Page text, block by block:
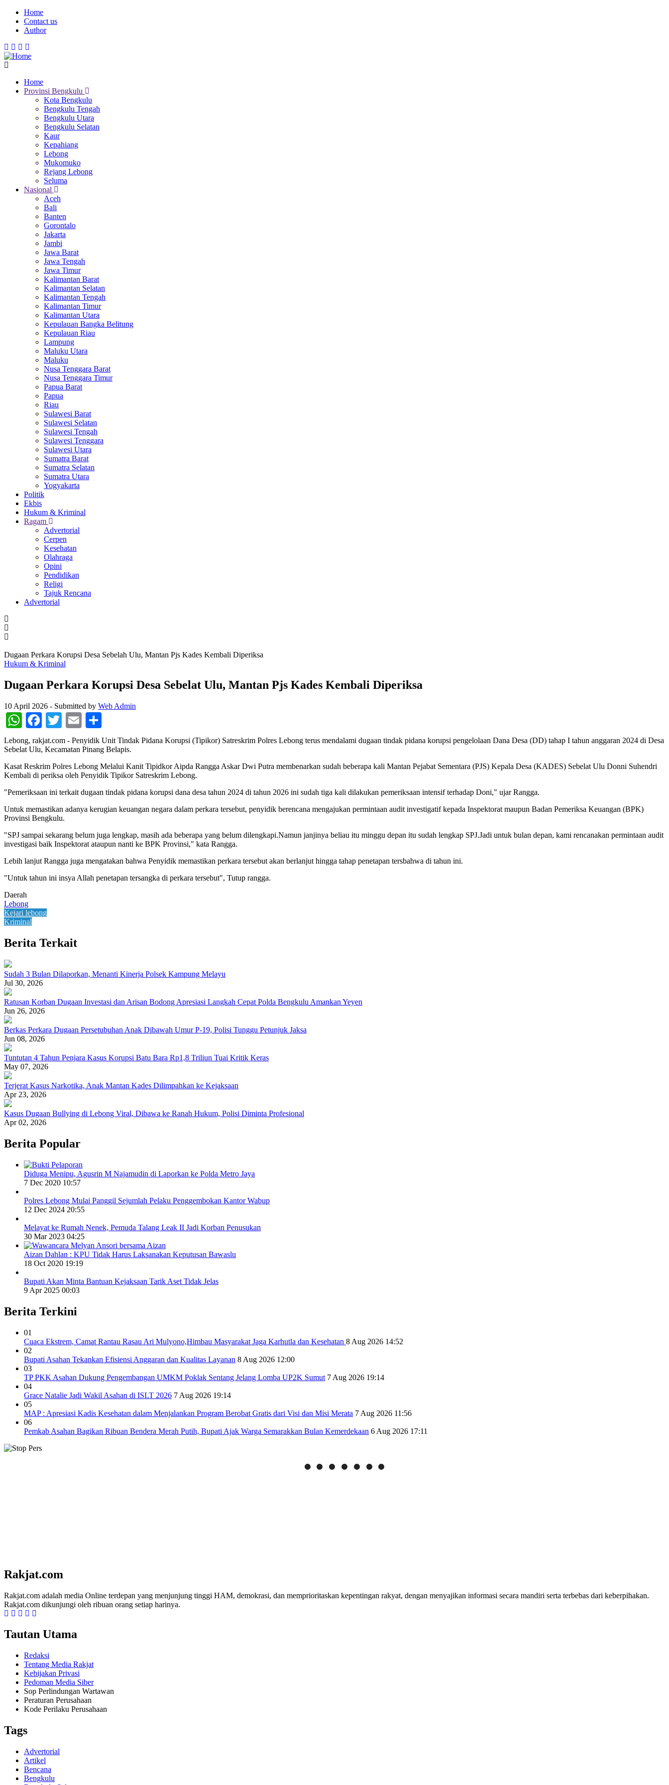
Skip
main
Menu
Mobile
Home
Contact us
Author
Main
navigation
Home
Provinsi Bengkulu
Kota Bengkulu
Bengkulu Tengah
Bengkulu Utara
Bengkulu Selatan
Kaur
Kepahiang
Lebong
Mukomuko
Rejang Lebong
Seluma
Nasional
Aceh
Bali
Banten
Gorontalo
Jakarta
Jambi
Jawa Barat
Jawa Tengah
Jawa Timur
Kalimantan Barat
Kalimantan Selatan
Kalimantan Tengah
Kalimantan Timur
Kalimantan Utara
Kepulauan Bangka Belitung
Kepulauan Riau
Lampung
Maluku Utara
Maluku
Nusa Tenggara Barat
Nusa Tenggara Timur
Papua Barat
Papua
Riau
Sulawesi Barat
Sulawesi Selatan
Sulawesi Tengah
Sulawesi Tenggara
Sulawesi Utara
Sumatra Barat
Sumatra Selatan
Sumatra Utara
Yogyakarta
Politik
Ekbis
Hukum & Kriminal
Ragam
Advertorial
Cerpen
Kesehatan
Olahraga
Opini
Pendidikan
Religi
Tajuk Rencana
Advertorial
Dugaan Perkara Korupsi Desa Sebelah Ulu, Mantan Pjs Kades Kembali Diperiksa
Hukum & Kriminal
Dugaan Perkara Korupsi Desa Sebelat Ulu, Mantan Pjs Kades Kembali Diperiksa
10 April 2026 - Submitted by Web Admin
WhatsApp
Facebook
Twitter
Email
Lebong, rakjat.com - Penyidik Unit Tindak Pidana Korupsi (Tipikor) Satreskrim Polres Lebong terus mendalami dugaan tindak pidana korupsi pengelolaan Dana Desa (DD) tahap I tahun anggaran 2024 di Desa
Sebelat Ulu, Kecamatan Pinang Belapis.
Kasat Reskrim Polres Lebong Melalui Kanit Tipidkor Aipda Rangga Askar Dwi Putra membenarkan sudah beberapa kali Mantan Pejabat Sementara (PJS) Kepala Desa (KADES) Sebelat Ulu Donni Suhendri
Kembali di periksa oleh Penyidik Tipikor Satreskrim Lebong.
"Pemeriksaan ini terkait dugaan tindak pidana korupsi dana desa tahun 2024 di tahun 2026 ini sudah tiga kali dilakukan pemeriksaan intensif terhadap Doni," ujar Rangga.
Untuk memastikan adanya kerugian keuangan negara dalam perkara tersebut, penyidik berencana mengajukan permintaan audit investigatif kepada Inspektorat maupun Badan Pemeriksa Keuangan (BPK)
Provinsi Bengkulu.
"SPJ sampai sekarang belum juga lengkap, masih ada beberapa yang belum dilengkapi.Namun janjinya beliau itu minggu depan itu sudah lengkap SPJ.Jadi untuk bulan depan, kami rencanakan permintaan audit
investigasi baik Inspektorat ataupun nanti ke BPK Provinsi," kata Rangga.
Lebih lanjut Rangga juga mengatakan bahwa Penyidik memastikan perkara tersebut akan berlanjut hingga tahap penetapan tersbahwa di tahun ini.
"Untuk tahun ini insya Allah penetapan tersangka di perkara tersebut", Tutup rangga.
Daerah
Lebong
Kejari lebong
Kriminal
Berita Terkait
Sudah 3 Bulan Dilaporkan, Menanti Kinerja Polsek Kampung Melayu
Jul 30, 2026
Ratusan Korban Dugaan Investasi dan Arisan Bodong Apresiasi Langkah Cepat Polda Bengkulu Amankan Yeyen
Jun 26, 2026
Berkas Perkara Dugaan Persetubuhan Anak Dibawah Umur P-19, Polisi Tunggu Petunjuk Jaksa
Jun 08, 2026
Tuntutan 4 Tahun Penjara Kasus Korupsi Batu Bara Rp1,8 Triliun Tuai Kritik Keras
May 07, 2026
Terjerat Kasus Narkotika, Anak Mantan Kades Dilimpahkan ke Kejaksaan
Apr 23, 2026
Kasus Dugaan Bullying di Lebong Viral, Dibawa ke Ranah Hukum, Polisi Diminta Profesional
Apr 02, 2026
Berita Popular
Diduga Menipu, Agusrin M Najamudin di Laporkan ke Polda Metro Jaya
7 Dec 2020 10:57
Polres Lebong Mulai Panggil Sejumlah Pelaku Penggembokan Kantor Wabup
12 Dec 2024 20:55
Melayat ke Rumah Nenek, Pemuda Talang Leak II Jadi Korban Penusukan
30 Mar 2023 04:25
Aizan Dahlan : KPU Tidak Harus Laksanakan Keputusan Bawaslu
18 Oct 2020 19:19
Bupati Akan Minta Bantuan Kejaksaan Tarik Aset Tidak Jelas
9 Apr 2025 00:03
Berita Terkini
01
Cuaca Ekstrem, Camat Rantau Rasau Ari Mulyono,Himbau Masyarakat Jaga Karhutla dan Kesehatan 8 Aug 2026 14:52
02
Bupati Asahan Tekankan Efisiensi Anggaran dan Kualitas Layanan 8 Aug 2026 12:00
03
TP PKK Asahan Dukung Pengembangan UMKM Poklak Sentang Jelang Lomba UP2K Sumut 7 Aug 2026 19:14
04
Grace Natalie Jadi Wakil Asahan di ISLT 2026 7 Aug 2026 19:14
05
MAP : Apresiasi Kadis Kesehatan dalam Menjalankan Program Berobat Gratis dari Visi dan Misi Merata 7 Aug 2026 11:56
06
Pemkab Asahan Bagikan Ribuan Bendera Merah Putih, Bupati Ajak Warga Semarakkan Bulan Kemerdekaan 6 Aug 2026 17:11
Rakjat.com
Rakjat.com adalah media Online terdepan yang menjunjung tinggi HAM, demokrasi, dan memprioritaskan kepentingan rakyat, dengan menyajikan informasi secara mandiri serta terbebas dari keberpihakan.
Rakjat.com dikunjungi oleh ribuan orang setiap harinya.
Tautan Utama
Redaksi
Tentang Media Rakjat
Kebijakan Privasi
Pedoman Media Siber
Sop Perlindungan Wartawan
Peraturan Perusahaan
Kode Perilaku Perusahaan
Tags
Advertorial
Artikel
Bencana
Bengkulu